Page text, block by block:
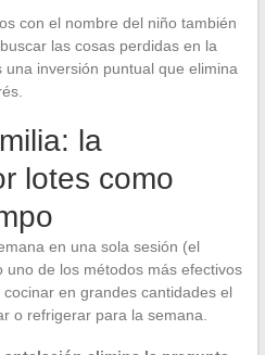
con el nombre del niño también
las cosas perdidas en la
inversión puntual que elimina
la
lotes como
en una sola sesión (el
uno de los métodos más efectivos
en grandes cantidades el
o refrigerar para la semana.